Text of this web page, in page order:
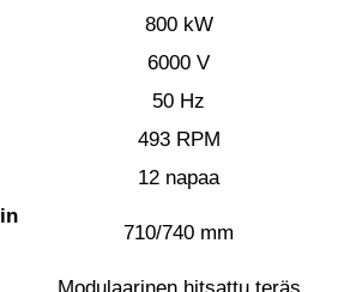
800 kW
6000 V
50 Hz
493 RPM
12 napaa
710/740 mm